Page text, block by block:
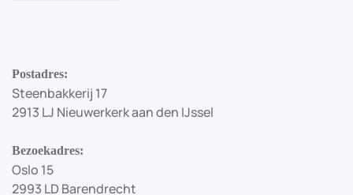
Postadres:
Steenbakkerij 17
2913 LJ Nieuwerkerk aan den IJssel
Bezoekadres:
Oslo 15
2993 LD Barendrecht